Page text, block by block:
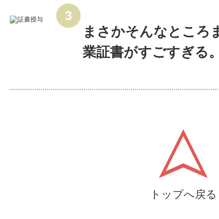
まさかそんなところ
業証書がすごすぎる
トップへ戻る